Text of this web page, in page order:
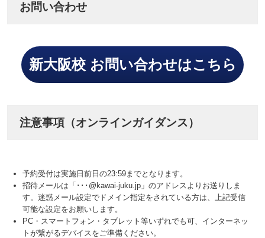
お問い合わせ
新大阪校 お問い合わせはこちら
注意事項（オンラインガイダンス）
予約受付は実施日前日の23:59までとなります。
招待メールは「･･･@kawai-juku.jp」のアドレスよりお送りしま
す。迷惑メール設定でドメイン指定をされている方は、上記受信
可能な設定をお願いします。
PC・スマートフォン・タブレット等いずれでも可、インターネッ
トが繋がるデバイスをご準備ください。